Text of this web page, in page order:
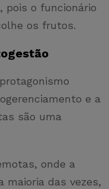
pois o funcionário
os frutos.
e a
são uma
onde a
maioria das vezes,